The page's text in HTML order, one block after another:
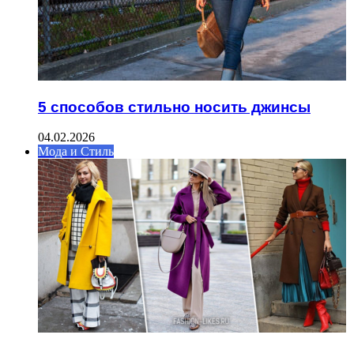
5 способов стильно носить джинсы
04.02.2026
Мода и Стиль